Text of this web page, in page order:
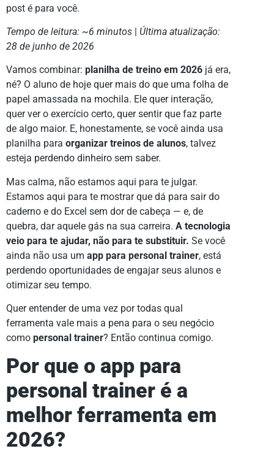
post é para você.
Tempo de leitura: ~6 minutos | Última atualização:
28 de junho de 2026
Vamos combinar: planilha de treino em 2026 já era,
né? O aluno de hoje quer mais do que uma folha de
papel amassada na mochila. Ele quer interação,
quer ver o exercício certo, quer sentir que faz parte
de algo maior. E, honestamente, se você ainda usa
planilha para organizar treinos de alunos, talvez
esteja perdendo dinheiro sem saber.
Mas calma, não estamos aqui para te julgar.
Estamos aqui para te mostrar que dá para sair do
caderno e do Excel sem dor de cabeça — e, de
quebra, dar aquele gás na sua carreira. A tecnologia
veio para te ajudar, não para te substituir. Se você
ainda não usa um app para personal trainer, está
perdendo oportunidades de engajar seus alunos e
otimizar seu tempo.
Quer entender de uma vez por todas qual
ferramenta vale mais a pena para o seu negócio
como personal trainer? Então continua comigo.
Por que o app para
personal trainer é a
melhor ferramenta em
2026?